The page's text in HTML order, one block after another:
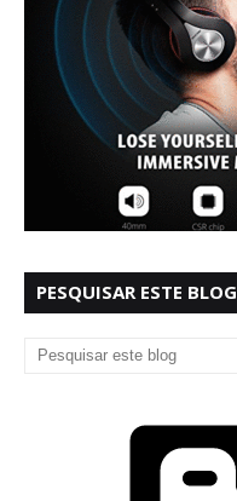
PESQUISAR ESTE BLOG